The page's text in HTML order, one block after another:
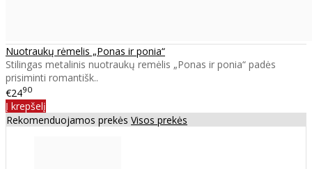
Nuotraukų rėmelis „Ponas ir ponia“
Stilingas metalinis nuotraukų remėlis „Ponas ir ponia“ padės
prisiminti romantišk..
€2490
Į krepšelį
Rekomenduojamos prekės Visos prekės